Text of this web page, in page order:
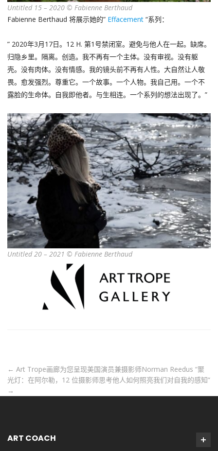
Untitled 15 – 2020 © Fabienne Berthaud
Fabienne Berthaud 将展示她的” Effacement “系列：
” 2020年3月17日。12 H. 第1号禁闭室。避免与他人在一起。缺席。
归隐乡里。隔离。创造。我不再有一个主体。没有审视。没有躯
壳。没有肉体。没有情感。我的镜头前不再有人性。大自然让人敬
畏。愈发强烈。尊重它。一个故事。一个人物。我自己用。一个不
露脸的生命体。自我即他者。与生相连。一个系列的想法出现了。”
Untitled 20 – 2021 © Fabienne Berthaud
← Art Trope画廊为您呈现美国演员兼摄影师Norman Reedus “聚
光灯：在阿尔勒，12 位摄影师思考他人如何照亮我们对自我的感知”
→
ART COACH